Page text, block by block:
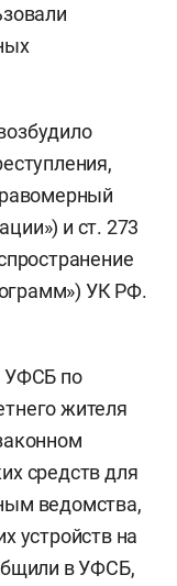
и ст. 273
УК РФ.
УФСБ по
жителя
средств для
ведомства,
устройств на
в УФСБ,